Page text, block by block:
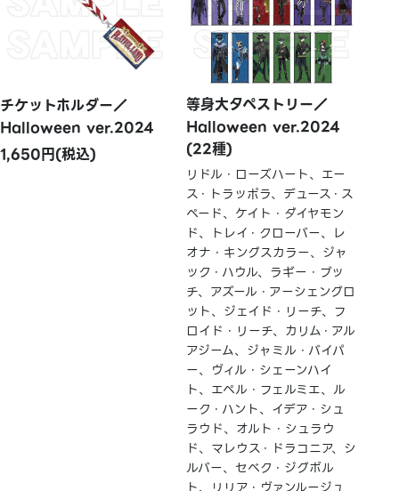
チケットホルダー／
Halloween ver.2024
1,650円(税込)
等身大タペストリー／
Halloween ver.2024
(22種)
リドル・ローズハート、エー
ス・トラッポラ、デュース・ス
ペード、ケイト・ダイヤモン
ド、トレイ・クローバー、レ
オナ・キングスカラー、ジャ
ック・ハウル、ラギー・ブッ
チ、アズール・アーシェングロ
ット、ジェイド・リーチ、フ
ロイド・リーチ、カリム・アル
アジーム、ジャミル・バイパ
ー、ヴィル・シェーンハイ
ト、エペル・フェルミエ、ル
ーク・ハント、イデア・シュ
ラウド、オルト・シュラウ
ド、マレウス・ドラコニア、シ
ルバー、セベク・ジグボル